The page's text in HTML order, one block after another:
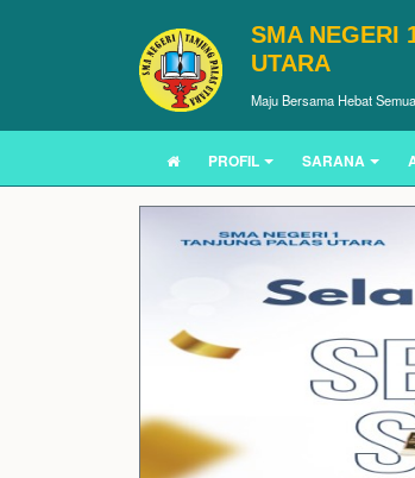
SMA NEGERI
UTARA
Maju Bersama Hebat Semua
PROFIL SARANA